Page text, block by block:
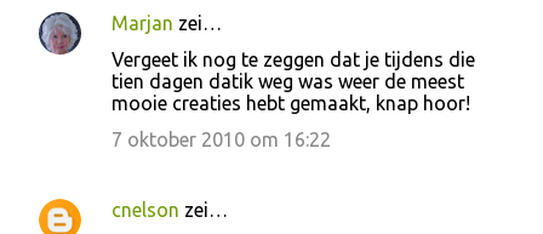
Marjan zei…
Vergeet ik nog te zeggen dat je tijdens die
tien dagen datik weg was weer de meest
mooie creaties hebt gemaakt, knap hoor!
7 oktober 2010 om 16:22
cnelson zei…